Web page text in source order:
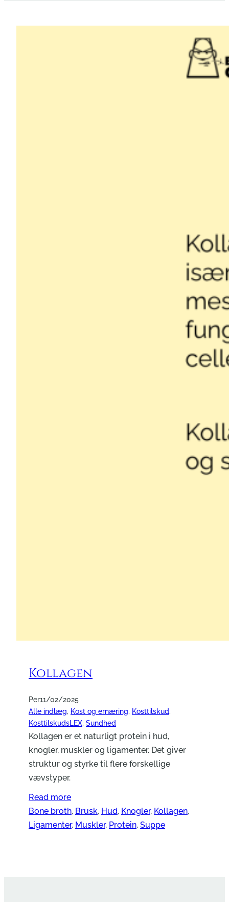
Kollagen
Per11/02/2025
Alle indlæg, Kost og ernæring, Kosttilskud
KosttilskudsLEX, Sundhed
Kollagen er et naturligt protein i hud,
knogler, muskler og ligamenter. Det giver
struktur og styrke til flere forskellige
vævstyper.
Read more
Bone broth, Brusk, Hud, Knogler, Kollagen
Ligamenter, Muskler, Protein, Suppe